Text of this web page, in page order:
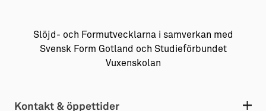
Slöjd- och Formutvecklarna i samverkan med
Svensk Form Gotland och Studieförbundet
Vuxenskolan
Kontakt & öppettider